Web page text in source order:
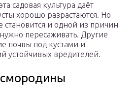
садовая культура даёт
хорошо разрастаются. Но
становится и одной из причин
пересаживать. Другие
почвы под кустами и
устойчивых вредителей.